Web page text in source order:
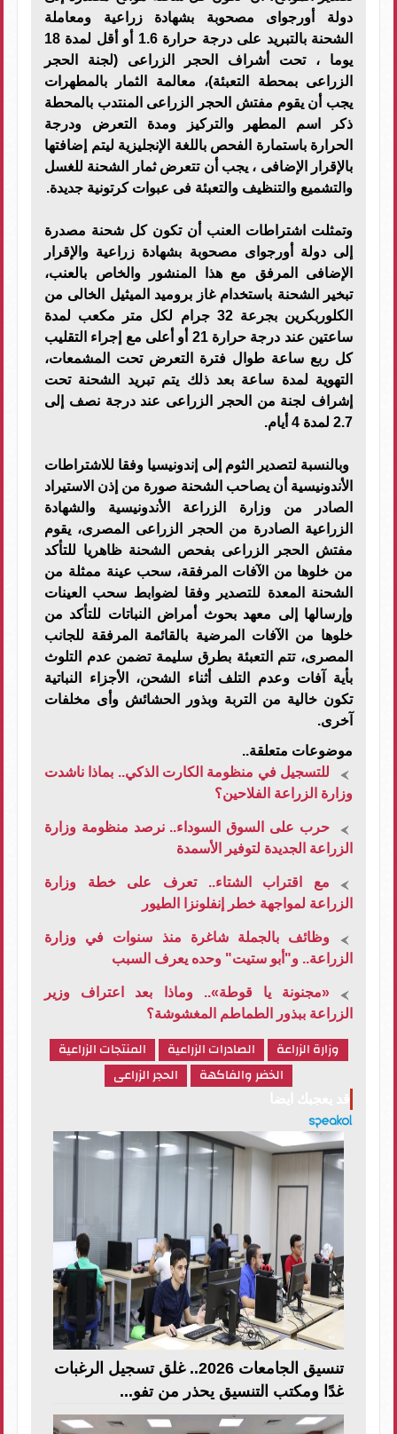
دولة أورجواى مصحوبة بشهادة زراعية ومعاملة
الشحنة بالتبريد على درجة حرارة 1.6 أو أقل لمدة 18
يوما ، تحت أشراف الحجر الزراعى (لجنة الحجر
الزراعى بمحطة التعبئة)، معالمة الثمار بالمطهرات
يجب أن يقوم مفتش الحجر الزراعى المنتدب بالمحطة
ذكر اسم المطهر والتركيز ومدة التعرض ودرجة
الحرارة باستمارة الفحص باللغة الإنجليزية ليتم إضافتها
بالإقرار الإضافى ، يجب أن تتعرض ثمار الشحنة للغسل
والتشميع والتنظيف والتعبئة فى عبوات كرتونية جديدة.
وتمثلت اشتراطات العنب أن تكون كل شحنة مصدرة
إلى دولة أورجواى مصحوبة بشهادة زراعية والإقرار
الإضافى المرفق مع هذا المنشور والخاص بالعنب،
تبخير الشحنة باستخدام غاز بروميد الميثيل الخالى من
الكلوربكرين بجرعة 32 جرام لكل متر مكعب لمدة
ساعتين عند درجة حرارة 21 أو أعلى مع إجراء التقليب
كل ربع ساعة طوال فترة التعرض تحت المشمعات،
التهوية لمدة ساعة بعد ذلك يتم تبريد الشحنة تحت
إشراف لجنة من الحجر الزراعى عند درجة نصف إلى
2.7 لمدة 4 أيام.
وبالنسبة لتصدير الثوم إلى إندونيسيا وفقا للاشتراطات
الأندونيسية أن يصاحب الشحنة صورة من إذن الاستيراد
الصادر من وزارة الزراعة الأندونيسية والشهادة
الزراعية الصادرة من الحجر الزراعى المصرى، يقوم
مفتش الحجر الزراعى بفحص الشحنة ظاهريا للتأكد
من خلوها من الآفات المرفقة، سحب عينة ممثلة من
الشحنة المعدة للتصدير وفقا لضوابط سحب العينات
وإرسالها إلى معهد بحوث أمراض النباتات للتأكد من
خلوها من الآفات المرضية بالقائمة المرفقة للجانب
المصرى، تتم التعبئة بطرق سليمة تضمن عدم التلوث
بأية آفات وعدم التلف أثناء الشحن، الأجزاء النباتية
تكون خالية من التربة وبذور الحشائش وأى مخلفات
آخرى.
موضوعات متعلقة..
للتسجيل في منظومة الكارت الذكي.. بماذا ناشدت
وزارة الزراعة الفلاحين؟
حرب على السوق السوداء.. نرصد منظومة وزارة
الزراعة الجديدة لتوفير الأسمدة
مع اقتراب الشتاء.. تعرف على خطة وزارة
الزراعة لمواجهة خطر إنفلونزا الطيور
وظائف بالجملة شاغرة منذ سنوات في وزارة
الزراعة.. و"أبو ستيت" وحده يعرف السبب
«مجنونة يا قوطة».. وماذا بعد اعتراف وزير
الزراعة ببذور الطماطم المغشوشة؟
وزارة الزراعة الصادرات الزراعية
المنتجات الزراعية
الخضر والفاكهة
الحجر الزراعى
تنسيق الجامعات 2026.. غلق تسجيل الرغبات
غدًا ومكتب التنسيق يحذر من تفو...